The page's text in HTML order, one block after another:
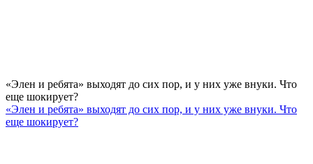
«Элен и ребята» выходят до сих пор, и у них уже внуки. Что
еще шокирует?
«Элен и ребята» выходят до сих пор, и у них уже внуки. Что
еще шокирует?